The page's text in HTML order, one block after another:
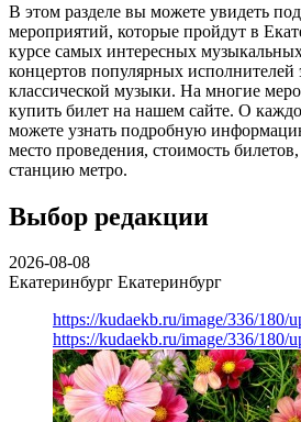
В этом разделе вы можете увидеть
мероприятий, которые пройдут в
курсе самых интересных
концертов популярных исполнителей
классической музыки. На многие
купить билет на нашем сайте. О
можете узнать подробную
место проведения, стоимость
станцию метро.
Выбор редакции
2026-08-08
Екатеринбург Екатеринбург
https://kudaekb.ru/image/336/180/
https://kudaekb.ru/image/336/180/